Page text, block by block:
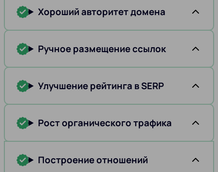
Хороший авторитет домена
Ручное размещение ссылок
Улучшение рейтинга в SERP
Рост органического трафика
Построение отношений